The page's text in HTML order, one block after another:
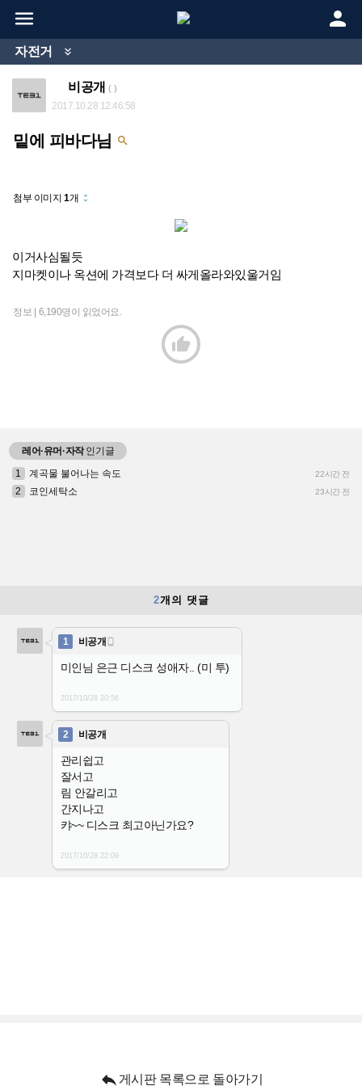
 
자전거 
비공개 ( )
2017.10.28 12:46:58
밑에 피바다님 
첨부 이미지1개 unfold_more
이거사심될듯
지마켓이나 옥션에 가격보다 더 싸게올라와있울거임
정보 | 6,190명이 읽었어요.

레어·유머·자작인기글
1
계곡물 불어나는 속도 22시간 전
2 코인세탁소 23시간 전
2개의 댓글
1 비공개 
미인님 은근 디스크 성애자.. (미 투)
2017/10/28 20:56
2 비공개
관리쉽고
잘서고
림 안갈리고
간지나고
캬~~ 디스크 최고아닌가요?
2017/10/28 22:09
 게시판 목록으로 돌아가기